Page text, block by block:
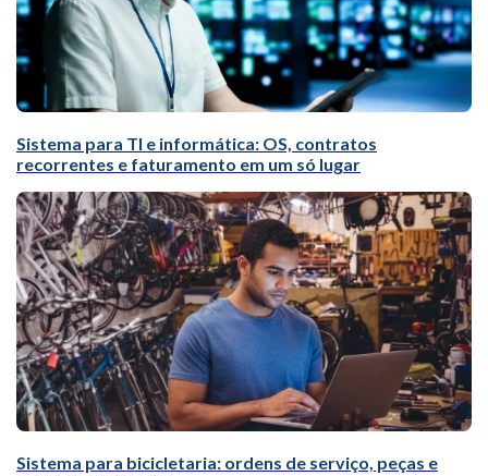
Sistema para TI e informática: OS, contratos
recorrentes e faturamento em um só lugar
Sistema para bicicletaria: ordens de serviço, peças e